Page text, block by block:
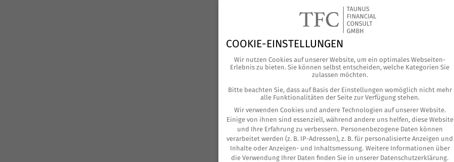
COOKIE-EINSTELLUNGEN
Wir nutzen Cookies auf unserer Website, um ein optimales Webseiten-
Erlebnis zu bieten. Sie können selbst entscheiden, welche Kategorien Sie
zulassen möchten.
Bitte beachten Sie, dass auf Basis der Einstellungen womöglich nicht mehr
alle Funktionalitäten der Seite zur Verfügung stehen.
Wir verwenden Cookies und andere Technologien auf unserer Website.
Einige von ihnen sind essenziell, während andere uns helfen, diese Website
und Ihre Erfahrung zu verbessern. Personenbezogene Daten können
verarbeitet werden (z. B. IP-Adressen), z. B. für personalisierte Anzeigen und
Inhalte oder Anzeigen- und Inhaltsmessung. Weitere Informationen über
die Verwendung Ihrer Daten finden Sie in unserer Datenschutzerklärung.